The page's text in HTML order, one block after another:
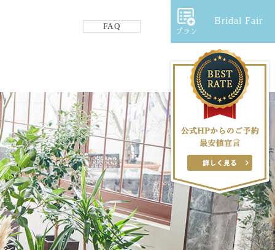
FAQ
プラン
Bridal Fair
フロアガイド
ギャラリー
アクセス